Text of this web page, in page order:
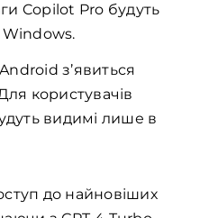
Copilot Pro будуть
з’явиться
користувачів
видимі лише в
до найновіших